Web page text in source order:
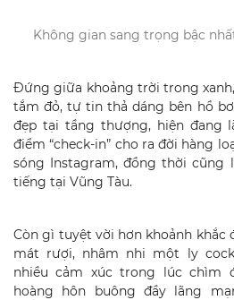
Không gian sang trọng bậc
Đứng giữa khoảng trời trong
tắm đỏ, tự tin thả dáng bên hồ
đẹp tại tầng thượng, hiện đang
điểm “check-in” cho ra đời hàng
sóng Instagram, đồng thời cũng
tiếng tại Vũng Tàu.
Còn gì tuyệt vời hơn khoảnh
mát rượi, nhâm nhi một ly
nhiều cảm xúc trong lúc chìm
hoàng hôn buông đầy lãng